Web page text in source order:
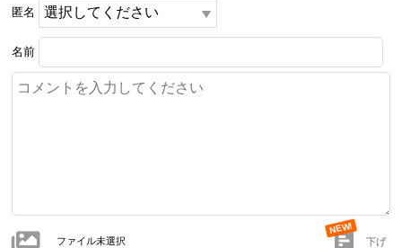
匿名
名前
ファイル未選択 下げ